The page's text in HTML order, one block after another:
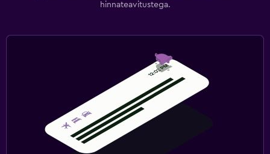
hinnateavitustega.